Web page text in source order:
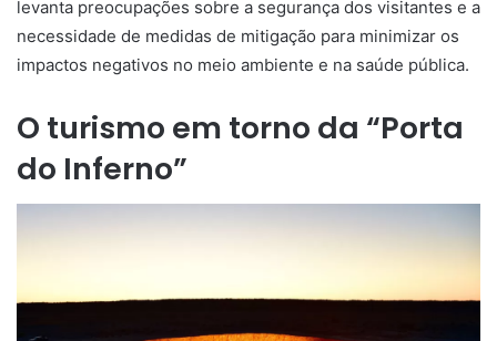
levanta preocupações sobre a segurança dos visitantes e a
necessidade de medidas de mitigação para minimizar os
impactos negativos no meio ambiente e na saúde pública.
O turismo em torno da “Porta
do Inferno”